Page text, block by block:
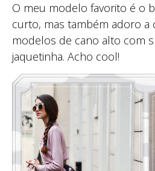
O meu modelo favorito é o
curto, mas também adoro a
modelos de cano alto com
jaquetinha. Acho cool!